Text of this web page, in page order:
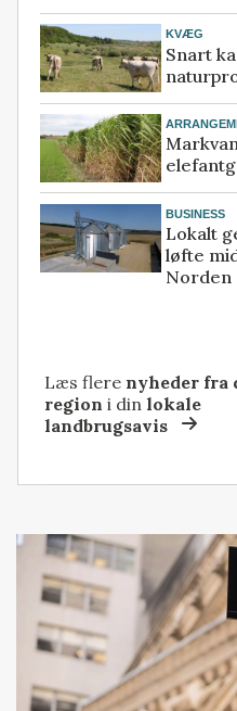
KVÆG
Snart
BUSINESS
Lokalt
løfte
Norden
Læs flere nyheder fra
region i dinlokale
landbrugsavis